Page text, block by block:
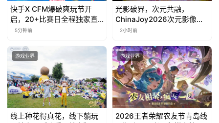
快手X CFM爆破爽玩节开
启，20+比赛日全程独家直
播
5分钟前
光影破界，次元共融，
ChinaJoy2026次元影像生
态标准化发展大会盛大召开
2小时前
游戏业界
线上种花得真花，线下躺玩
游戏业界
2026王者荣耀农友节青岛线